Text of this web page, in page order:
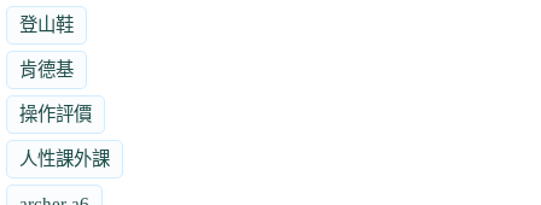
登山鞋
肯德基
操作評價
人性課外課